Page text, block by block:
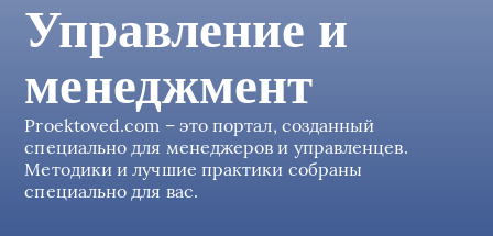
Управление и
менеджмент
Proektoved.com – это портал, созданный
специально для менеджеров и управленцев.
Методики и лучшие практики собраны
специально для вас.